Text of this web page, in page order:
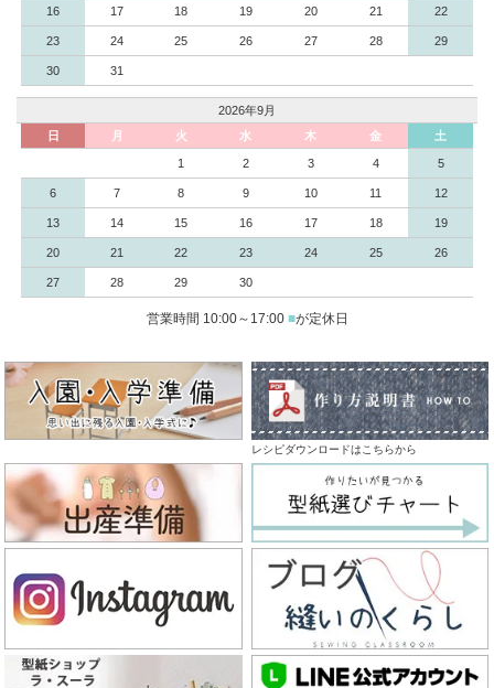
16 17 18 19 20 21 22
23 24 25 26 27 28 29
30 31
2026年9月
日
月 火 水 木 金 土
1 2 3 4 5
6 7 8 9 10 11 12
13 14 15 16 17 18 19
20 21 22 23 24 25 26
27 28 29 30
営業時間 10:00～17:00 ■が定休日
レシピダウンロードはこちらから